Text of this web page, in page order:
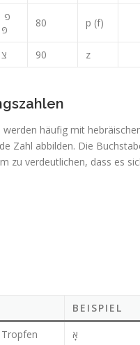
פּ
80 p (f)
צ 90 z
häufig mit
Zahl abbilden. Die
zu verdeutlichen, dass es
BEISPIEL
אָ